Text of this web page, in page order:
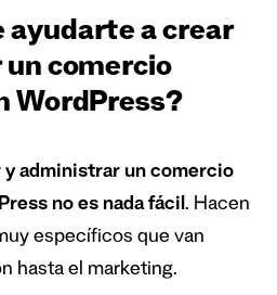
ayudarte a crear
comercio
WordPress?
y administrar un comercio
no es nada fácil. Hacen
específicos que van
hasta el marketing.